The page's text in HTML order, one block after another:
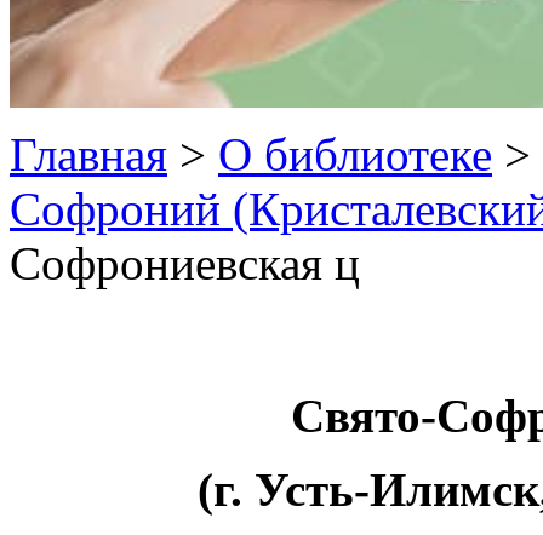
Главная > О библиотеке >
Софроний
Софрониевская ц
Свято-
(г. Усть-